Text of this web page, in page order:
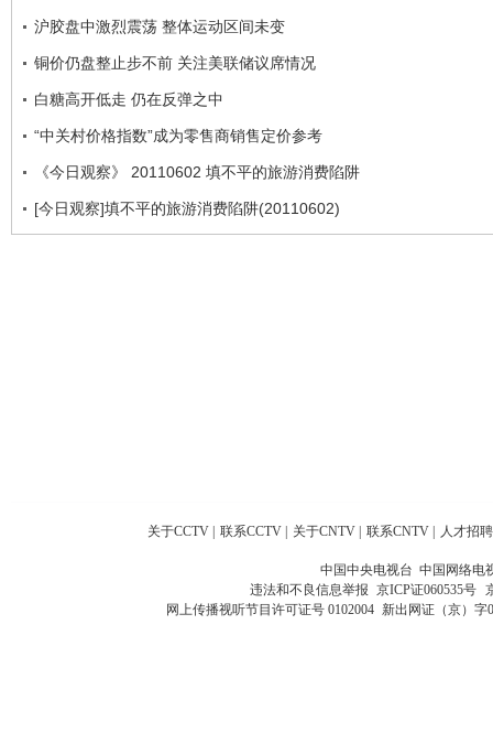
沪胶盘中激烈震荡 整体运动区间未变
铜价仍盘整止步不前 关注美联储议席情况
白糖高开低走 仍在反弹之中
“中关村价格指数”成为零售商销售定价参考
《今日观察》 20110602 填不平的旅游消费陷阱
[今日观察]填不平的旅游消费陷阱(20110602)
关于CCTV 联系CCTV 关于CNTV 联系CNTV 人才招聘
中国中央电视台 中国网络电
违法和不良信息举报 京ICP证060535号
网上传播视听节目许可证号 0102004 新出网证（京）